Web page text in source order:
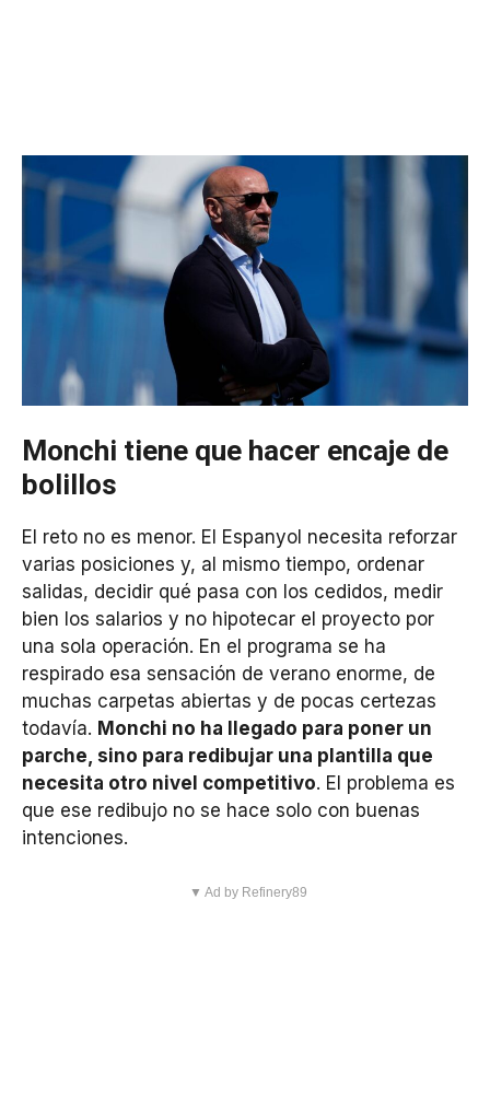
Monchi tiene que hacer encaje de
bolillos
El reto no es menor. El Espanyol necesita reforzar
varias posiciones y, al mismo tiempo, ordenar
salidas, decidir qué pasa con los cedidos, medir
bien los salarios y no hipotecar el proyecto por
una sola operación. En el programa se ha
respirado esa sensación de verano enorme, de
muchas carpetas abiertas y de pocas certezas
todavía. Monchi no ha llegado para poner un
parche, sino para redibujar una plantilla que
necesita otro nivel competitivo. El problema es
que ese redibujo no se hace solo con buenas
intenciones.
▼ Ad by Refinery89